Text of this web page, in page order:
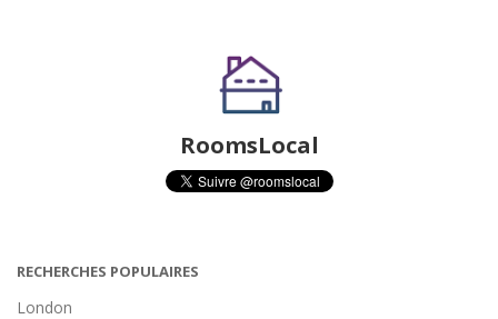
RoomsLocal
RECHERCHES POPULAIRES
London